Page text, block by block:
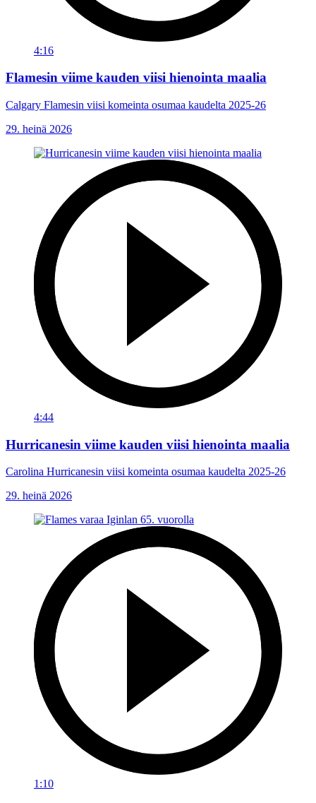
4:16
Flamesin viime kauden viisi hienointa maalia
Calgary Flamesin viisi komeinta osumaa kaudelta 2025-26
29. heinä 2026
4:44
Hurricanesin viime kauden viisi hienointa maalia
Carolina Hurricanesin viisi komeinta osumaa kaudelta 2025-26
29. heinä 2026
1:10